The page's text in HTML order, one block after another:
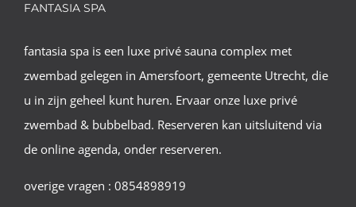
FANTASIA SPA
fantasia spa is een luxe privé sauna complex met
zwembad gelegen in Amersfoort, gemeente Utrecht, die
u in zijn geheel kunt huren. Ervaar onze luxe privé
zwembad & bubbelbad. Reserveren kan uitsluitend via
de online agenda, onder reserveren.
overige vragen : 0854898919